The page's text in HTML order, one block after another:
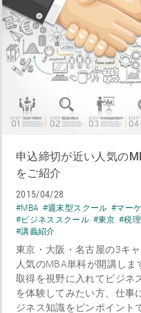
申込締切が近い人気の
をご紹介
2015/04/28
#MBA #週末型スクール #マー
#ビジネススクール #東京 #税
#講義紹介
東京・大阪・名古屋の3キ
人気のMBA単科が開講しま
取得を視野に入れてビジネ
を体験してみたい方、仕事
ジネス知識をピンポイント